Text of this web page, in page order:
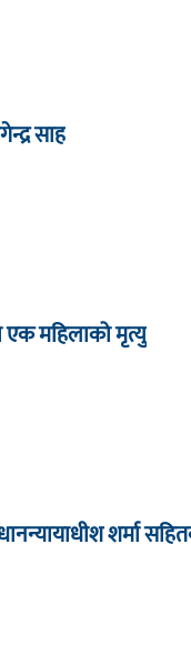
साह
एक महिलाको मृत्यु
शर्मा